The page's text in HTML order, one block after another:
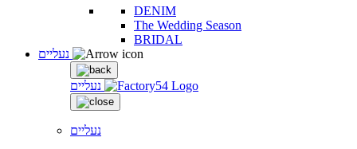
DENIM
The Wedding Season
BRIDAL
נעליים
נעליים